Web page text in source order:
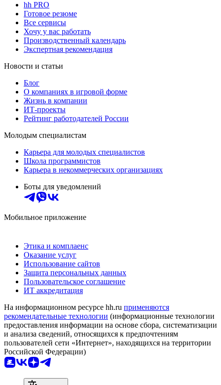
hh PRO
Готовое резюме
Все сервисы
Хочу у вас работать
Производственный календарь
Экспертная рекомендация
Новости и статьи
Блог
О компаниях в игровой форме
Жизнь в компании
ИТ-проекты
Рейтинг работодателей России
Молодым специалистам
Карьера для молодых специалистов
Школа программистов
Карьера в некоммерческих организациях
Боты для уведомлений
Мобильное приложение
Этика и комплаенс
Оказание услуг
Использование сайтов
Защита персональных данных
Пользовательское соглашение
ИТ аккредитация
На информационном ресурсе hh.ru применяются
рекомендательные технологии (информационные технологии
предоставления информации на основе сбора, систематизации
и анализа сведений, относящихся к предпочтениям
пользователей сети «Интернет», находящихся на территории
Российской Федерации)